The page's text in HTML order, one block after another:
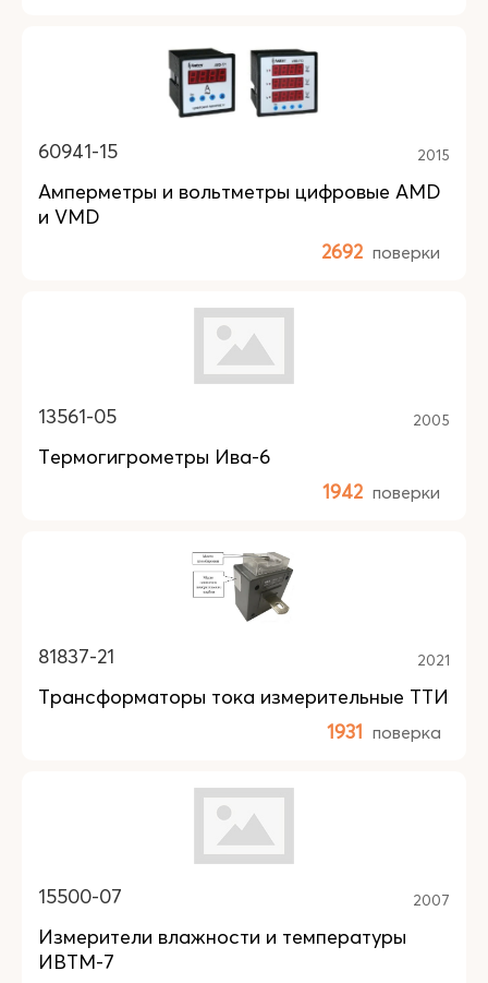
60941-15 2015
Амперметры и вольтметры цифровые AMD
и VMD
2692 поверки
13561-05 2005
Термогигрометры Ива-6
1942 поверки
81837-21 2021
Трансформаторы тока измерительные ТТИ
1931 поверка
15500-07 2007
Измерители влажности и температуры
ИВТМ-7